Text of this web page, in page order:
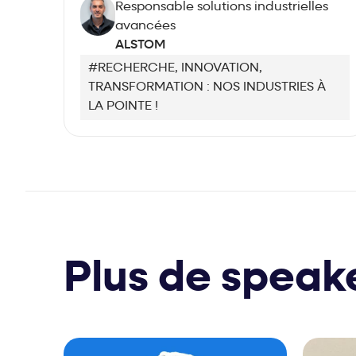
Responsable solutions industrielles
avancées
ALSTOM
#RECHERCHE, INNOVATION,
TRANSFORMATION : NOS INDUSTRIES À
LA POINTE !
Plus de